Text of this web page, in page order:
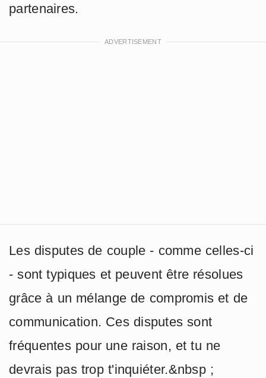
partenaires.
Les disputes de couple - comme celles-ci
- sont typiques et peuvent être résolues
grâce à un mélange de compromis et de
communication. Ces disputes sont
fréquentes pour une raison, et tu ne
devrais pas trop t'inquiéter.&nbsp ;